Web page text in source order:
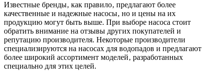
Известные бренды‚ как правило‚ предлагают более
качественные и надежные насосы‚ но и цены на их
продукцию могут быть выше. При выборе насоса стоит
обратить внимание на отзывы других покупателей и
репутацию производителя. Некоторые производители
специализируются на насосах для водопадов и предлагают
более широкий ассортимент моделей‚ разработанных
специально для этих целей.